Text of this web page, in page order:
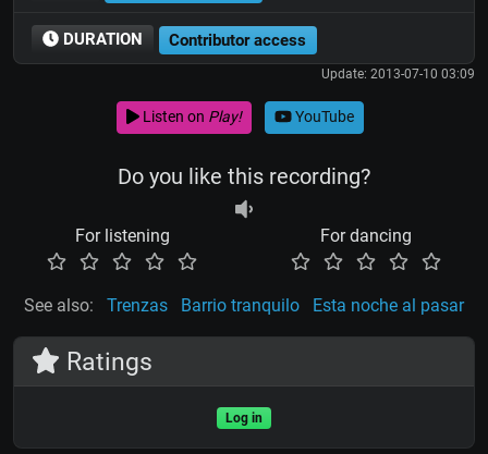
DURATION Contributor access
Update: 2013-07-10 03:09
Listen on Play! YouTube
Do you like this recording?
For listening For dancing
See also: Trenzas Barrio tranquilo Esta noche al pasar
Ratings
Log in